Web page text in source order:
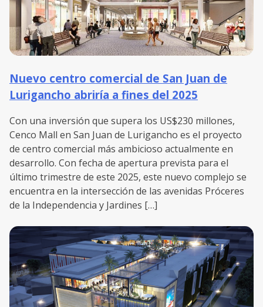
Nuevo centro comercial de San Juan de
Lurigancho abriría a fines del 2025
Con una inversión que supera los US$230 millones,
Cenco Mall en San Juan de Lurigancho es el proyecto
de centro comercial más ambicioso actualmente en
desarrollo. Con fecha de apertura prevista para el
último trimestre de este 2025, este nuevo complejo se
encuentra en la intersección de las avenidas Próceres
de la Independencia y Jardines […]